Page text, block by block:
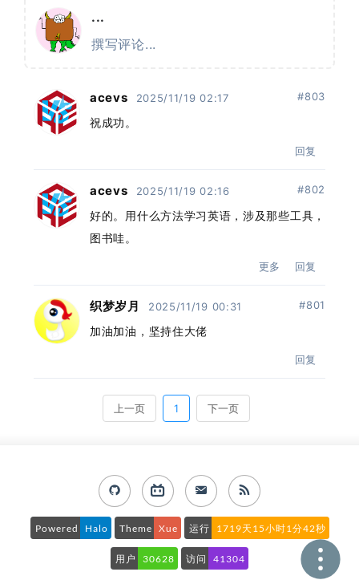
Powered Halo Theme Xue 运行 1719天15小时1分42秒
用户 30628 访问 41304